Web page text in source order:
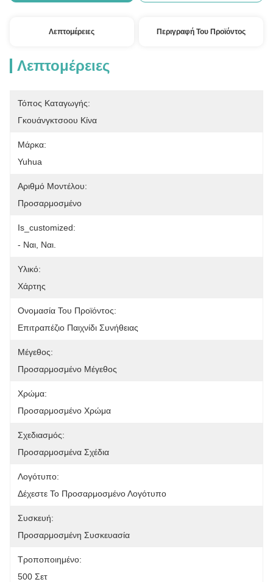
Λεπτομέρειες Περιγραφή Του Προϊόντος
Λεπτομέρειες
Τόπος Καταγωγής:
Γκουάνγκτσοου Κίνα
Μάρκα:
Yuhua
Αριθμό Μοντέλου:
Προσαρμοσμένο
Is_customized:
- Ναι, Ναι.
Υλικό:
Χάρτης
Ονομασία Του Προϊόντος:
Επιτραπέζιο Παιχνίδι Συνήθειας
Μέγεθος:
Προσαρμοσμένο Μέγεθος
Χρώμα:
Προσαρμοσμένο Χρώμα
Σχεδιασμός:
Προσαρμοσμένα Σχέδια
Λογότυπο:
Δέχεστε Το Προσαρμοσμένο Λογότυπο
Συσκευή:
Προσαρμοσμένη Συσκευασία
Τροποποιημένο:
500 Σετ